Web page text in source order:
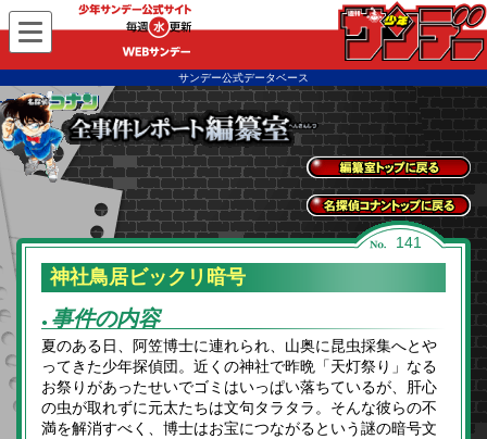
WEBサンデー
サンデー公式データベース
全事件レポートトッ
プに戻る
名探偵コナントップ
に戻る
141
神社鳥居ビックリ暗号
● 事件の内容
夏のある日、阿笠博士に連れられ、山奥に昆虫採集へとや
ってきた少年探偵団。近くの神社で昨晩「天灯祭り」なる
お祭りがあったせいでゴミはいっぱい落ちているが、肝心
の虫が取れずに元太たちは文句タラタラ。そんな彼らの不
満を解消すべく、博士はお宝につながるという謎の暗号文